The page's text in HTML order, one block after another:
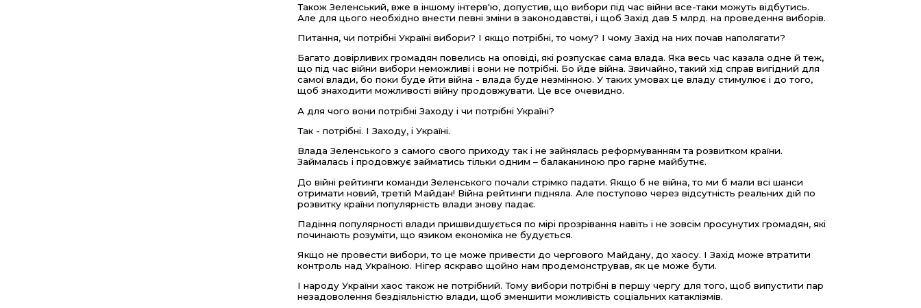
Також Зеленський, вже в іншому інтерв'ю, допустив, що вибори під час війни все-таки можуть відбутись.
Але для цього необхідно внести певні зміни в законодавстві, і щоб Захід дав 5 млрд. на проведення виборів.
Питання, чи потрібні Україні вибори? І якщо потрібні, то чому? І чому Захід на них почав наполягати?
Багато довірливих громадян повелись на оповіді, які розпускає сама влада. Яка весь час казала одне й теж,
що під час війни вибори неможливі і вони не потрібні. Бо йде війна. Звичайно, такий хід справ вигідний для
самої влади, бо поки буде йти війна - влада буде незмінною. У таких умовах це владу стимулює і до того,
щоб знаходити можливості війну продовжувати. Це все очевидно.
А для чого вони потрібні Заходу і чи потрібні Україні?
Так - потрібні. І Заходу, і Україні.
Влада Зеленського з самого свого приходу так і не зайнялась реформуванням та розвитком країни.
Займалась і продовжує займатись тільки одним – балаканиною про гарне майбутнє.
До війні рейтинги команди Зеленського почали стрімко падати. Якщо б не війна, то ми б мали всі шанси
отримати новий, третій Майдан! Війна рейтинги підняла. Але поступово через відсутність реальних дій по
розвитку країни популярність влади знову падає.
Падіння популярності влади пришвидшується по мірі прозрівання навіть і не зовсім просунутих громадян, які
починають розуміти, що язиком економіка не будується.
Якщо не провести вибори, то це може привести до чергового Майдану, до хаосу. І Захід може втратити
контроль над Україною. Нігер яскраво щойно нам продемонстрував, як це може бути.
І народу України хаос також не потрібний. Тому вибори потрібні в першу чергу для того, щоб випустити пар
незадоволення бездіяльністю влади, щоб зменшити можливість соціальних катаклізмів.